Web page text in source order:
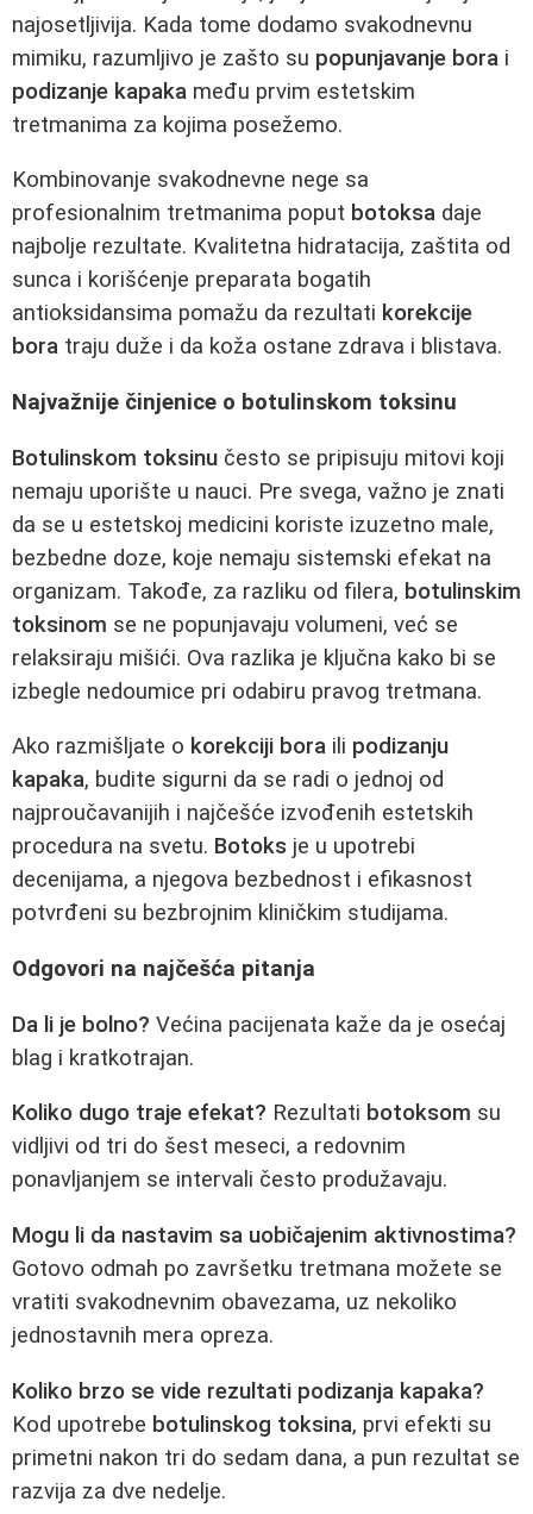
najosetljivija. Kada tome dodamo svakodnevnu
mimiku, razumljivo je zašto su popunjavanje bora i
podizanje kapaka među prvim estetskim
tretmanima za kojima posežemo.
Kombinovanje svakodnevne nege sa
profesionalnim tretmanima poput botoksa daje
najbolje rezultate. Kvalitetna hidratacija, zaštita od
sunca i korišćenje preparata bogatih
antioksidansima pomažu da rezultati korekcije
bora traju duže i da koža ostane zdrava i blistava.
Najvažnije činjenice o botulinskom toksinu
Botulinskom toksinu često se pripisuju mitovi koji
nemaju uporište u nauci. Pre svega, važno je znati
da se u estetskoj medicini koriste izuzetno male,
bezbedne doze, koje nemaju sistemski efekat na
organizam. Takođe, za razliku od filera, botulinskim
toksinom se ne popunjavaju volumeni, već se
relaksiraju mišići. Ova razlika je ključna kako bi se
izbegle nedoumice pri odabiru pravog tretmana.
Ako razmišljate o korekciji bora ili podizanju
kapaka, budite sigurni da se radi o jednoj od
najproučavanijih i najčešće izvođenih estetskih
procedura na svetu. Botoks je u upotrebi
decenijama, a njegova bezbednost i efikasnost
potvrđeni su bezbrojnim kliničkim studijama.
Odgovori na najčešća pitanja
Da li je bolno? Većina pacijenata kaže da je osećaj
blag i kratkotrajan.
Koliko dugo traje efekat? Rezultati botoksom su
vidljivi od tri do šest meseci, a redovnim
ponavljanjem se intervali često produžavaju.
Mogu li da nastavim sa uobičajenim aktivnostima?
Gotovo odmah po završetku tretmana možete se
vratiti svakodnevnim obavezama, uz nekoliko
jednostavnih mera opreza.
Koliko brzo se vide rezultati podizanja kapaka?
Kod upotrebe botulinskog toksina, prvi efekti su
primetni nakon tri do sedam dana, a pun rezultat se
razvija za dve nedelje.